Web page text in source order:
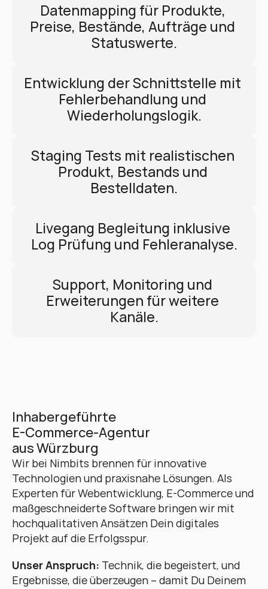
Datenmapping für Produkte,
Preise, Bestände, Aufträge und
Statuswerte.
Entwicklung der Schnittstelle mit
Fehlerbehandlung und
Wiederholungslogik.
Staging Tests mit realistischen
Produkt, Bestands und
Bestelldaten.
Livegang Begleitung inklusive
Log Prüfung und Fehleranalyse.
Support, Monitoring und
Erweiterungen für weitere
Kanäle.
Inhabergeführte
E-Commerce-Agentur
aus Würzburg
Wir bei Nimbits brennen für innovative
Technologien und praxisnahe Lösungen. Als
Experten für Webentwicklung, E-Commerce und
maßgeschneiderte Software bringen wir mit
hochqualitativen Ansätzen Dein digitales
Projekt auf die Erfolgsspur.
Unser Anspruch: Technik, die begeistert, und
Ergebnisse, die überzeugen – damit Du Deinem